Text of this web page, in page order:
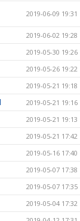
2019-06-09 19:31
2019-06-02 19:28
2019-05-30 19:26
2019-05-26 19:22
2019-05-21 19:18
2019-05-21 19:16
2019-05-21 19:13
2019-05-21 17:42
2019-05-16 17:40
2019-05-07 17:38
2019-05-07 17:35
2019-05-04 17:32